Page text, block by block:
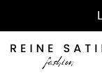
au
contenu